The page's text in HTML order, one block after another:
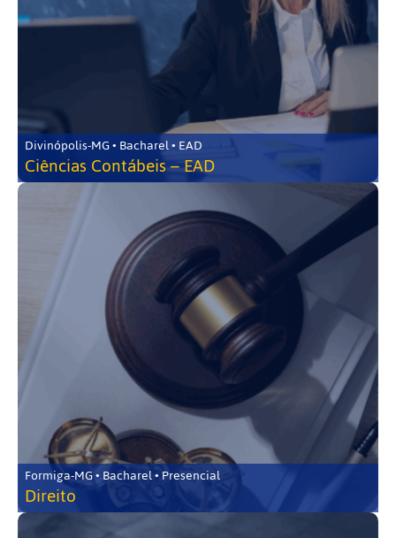
Divinópolis-MG • Bacharel • EAD
Ciências Contábeis – EAD
Formiga-MG • Bacharel • Presencial
Direito